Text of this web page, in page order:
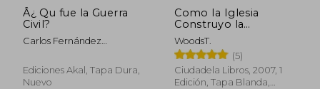
Â¿ Qu fue la Guerra
Civil?
Carlos Fernández
Ediciones Akal, Tapa Dura,
Nuevo
Como la Iglesia
Construyo la
Civilizacion Occidental
WoodsT.
(5)
Ciudadela Libros, 2007, 1
Edición, Tapa Blanda,